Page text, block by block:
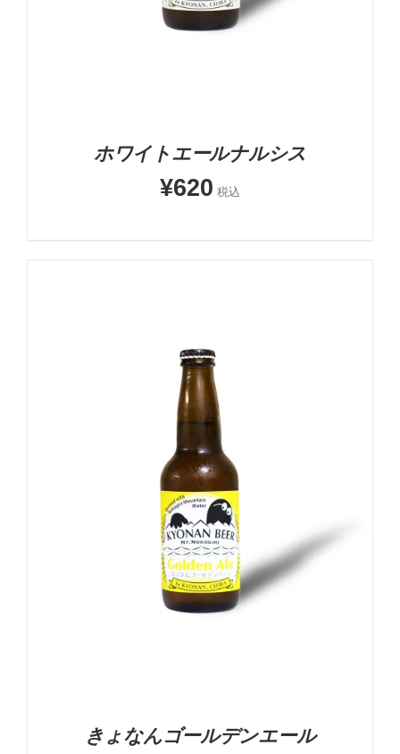
ホワイトエールナルシス
¥620 税込
お買い物カゴに追加
詳細
きょなんゴールデンエール